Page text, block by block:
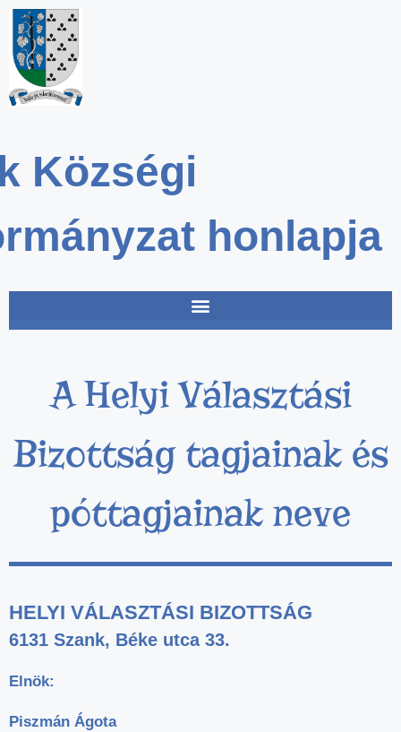
Községi
honlapja
A Helyi Választási
Bizottság tagjainak és
póttagjainak neve
HELYI VÁLASZTÁSI BIZOTTSÁG
6131 Szank, Béke utca 33.
Elnök:
Piszmán Ágota